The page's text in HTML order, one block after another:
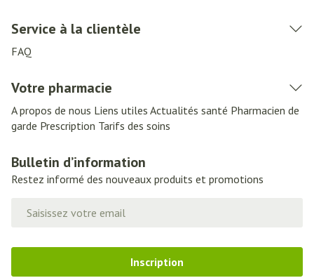
Service à la clientèle
FAQ
Votre pharmacie
A propos de nous Liens utiles Actualités santé Pharmacien de
garde Prescription Tarifs des soins
Bulletin d’information
Restez informé des nouveaux produits et promotions
Inscription